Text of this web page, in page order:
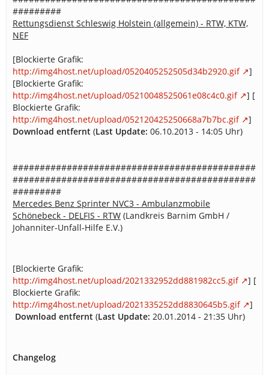
#########
Rettungsdienst Schleswig Holstein (allgemein) - RTW, KTW,
NEF
[Blockierte Grafik:
http://img4host.net/upload/0520405252505d34b2920.gif
]
[Blockierte Grafik:
http://img4host.net/upload/05210048525061e08c4c0.gif
] [
Blockierte Grafik:
http://img4host.net/upload/052120425250668a7b7bc.gif
]
Download entfernt (Last Update: 06.10.2013 - 14:05 Uhr)
#############################################
#############################################
#########
Mercedes Benz Sprinter NVC3 - Ambulanzmobile
Schönebeck - DELFIS - RTW (Landkreis Barnim GmbH /
Johanniter-Unfall-Hilfe E.V.)
[Blockierte Grafik:
http://img4host.net/upload/2021332952dd881982cc5.gif
] [
Blockierte Grafik:
http://img4host.net/upload/2021335252dd8830645b5.gif
]
Download entfernt (Last Update: 20.01.2014 - 21:35 Uhr)
Changelog